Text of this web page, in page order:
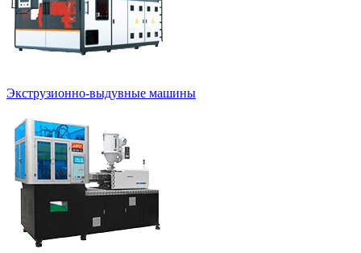
Экструзионно-выдувные машины